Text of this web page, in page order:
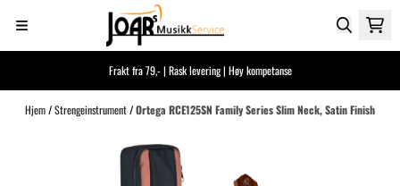
Hopp til innhold
Frakt fra 79,- | Rask levering | Høy kompetanse
Hjem/Strengeinstrument/Ortega RCE125SN Family Series Slim Neck, Satin Finish